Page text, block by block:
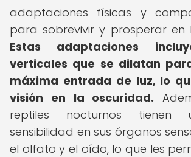
adaptaciones físicas y
para sobrevivir y prosperar en
Estas adaptaciones
verticales que se dilatan
máxima entrada de luz, lo
visión en la oscuridad.
reptiles nocturnos tienen
sensibilidad en sus órganos
el olfato y el oído, lo que les